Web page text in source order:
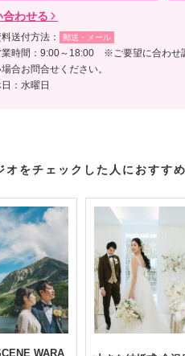
合わせる
料送付方法： 郵送・メール
業時間：9:00～18:00 ※ご要望に合わせ
合お問合せください。
：水曜日
オをチェックした人におすす
WARA